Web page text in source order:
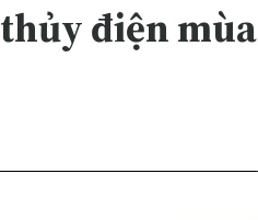
điện mùa